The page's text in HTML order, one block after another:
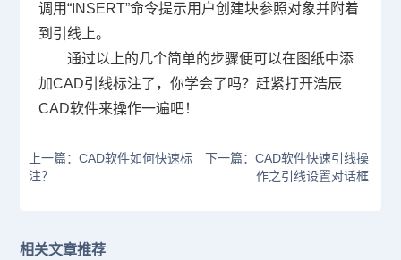
调用“INSERT”命令提示用户创建块参照对象并附着
到引线上。
通过以上的几个简单的步骤便可以在图纸中添
加CAD引线标注了，你学会了吗？赶紧打开浩辰
CAD软件来操作一遍吧！
上一篇：CAD软件如何快速标
注？
下一篇：CAD软件快速引线操
作之引线设置对话框
相关文章推荐